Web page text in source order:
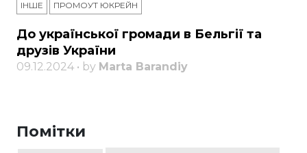
ІНШЕ ПРОМОУТ ЮКРЕЙН
До української громади в Бельгії та
друзів України
09.12.2024 • by Marta Barandiy
Помітки